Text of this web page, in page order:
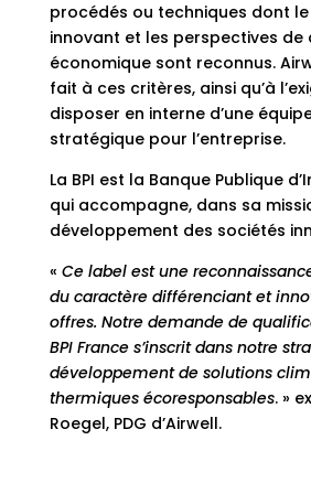
procédés ou techniques dont
innovant et les perspectives de
économique sont reconnus.
fait à ces critères, ainsi qu’à
disposer en interne d’une
stratégique pour l’entreprise.
La BPI est la Banque Publique
qui accompagne, dans sa
développement des sociétés
« Ce label est une
du caractère différenciant et
offres. Notre demande de
BPI France s’inscrit dans notre
développement de solutions
thermiques écoresponsables. »
Roegel, PDG d’Airwell.